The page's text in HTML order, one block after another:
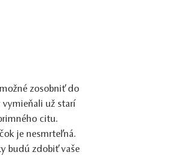
zosobniť do
vymieňali už starí
citu.
je nesmrteľná.
budú zdobiť vaše